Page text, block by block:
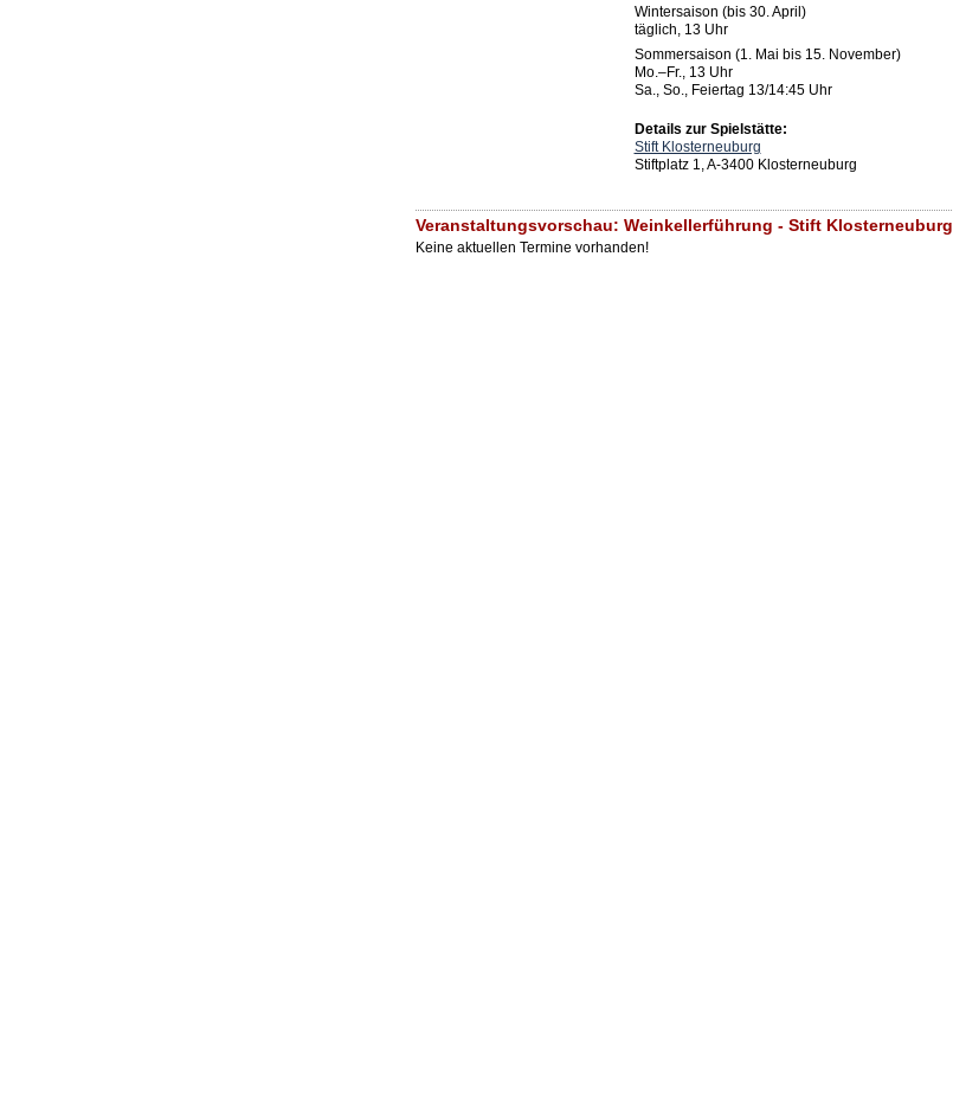
Wintersaison (bis 30. April)
täglich, 13 Uhr
Sommersaison (1. Mai bis 15. November)
Mo.–Fr., 13 Uhr
Sa., So., Feiertag 13/14:45 Uhr
Details zur Spielstätte:
Stift Klosterneuburg
Stiftplatz 1, A-3400 Klosterneuburg
Veranstaltungsvorschau: Weinkellerführung - Stift Klosterneuburg
Keine aktuellen Termine vorhanden!